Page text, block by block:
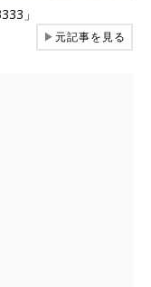
」
▶元記事を見る